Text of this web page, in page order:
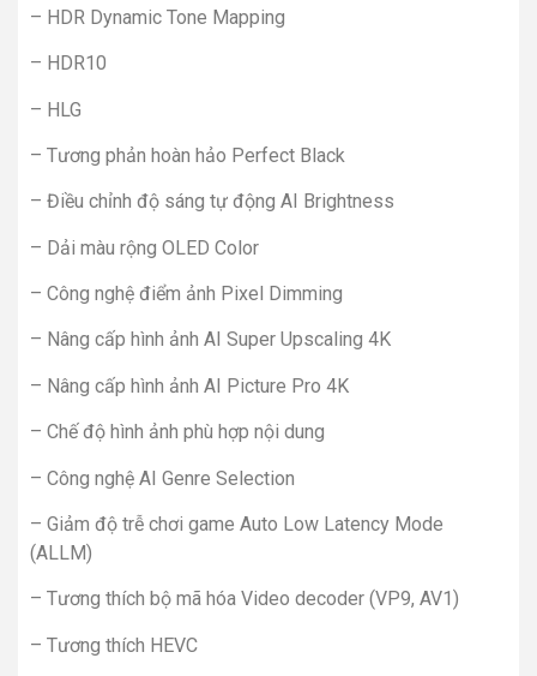
– HDR Dynamic Tone Mapping
– HDR10
– HLG
– Tương phản hoàn hảo Perfect Black
– Điều chỉnh độ sáng tự động AI Brightness
– Dải màu rộng OLED Color
– Công nghệ điểm ảnh Pixel Dimming
– Nâng cấp hình ảnh AI Super Upscaling 4K
– Nâng cấp hình ảnh AI Picture Pro 4K
– Chế độ hình ảnh phù hợp nội dung
– Công nghệ AI Genre Selection
– Giảm độ trễ chơi game Auto Low Latency Mode
(ALLM)
– Tương thích bộ mã hóa Video decoder (VP9, AV1)
– Tương thích HEVC